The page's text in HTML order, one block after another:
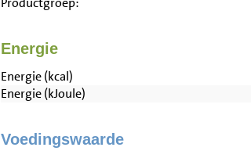
Energie
Energie (kcal)
Energie (kJoule)
Voedingswaarde